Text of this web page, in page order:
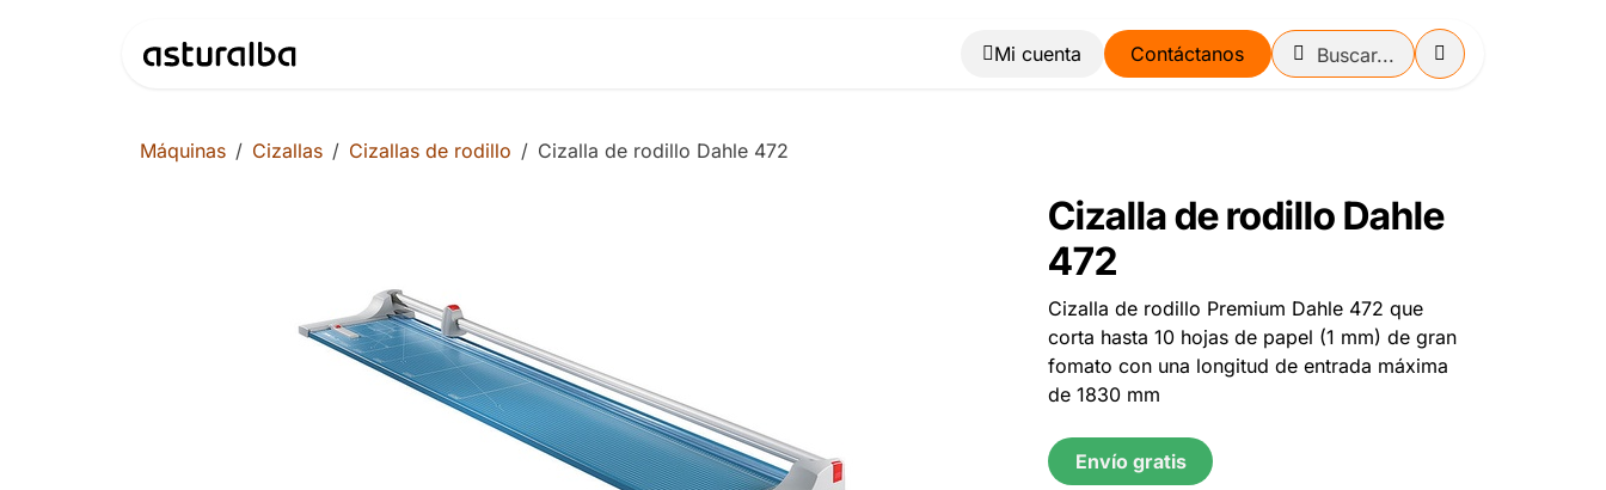
Blog Contáctanos
Máquinas Cizallas Cizallas de rodillo Cizalla de rodillo Dahle 472
Cizalla de rodillo Dahle
472
Cizalla de rodillo Premium Dahle 472 que
corta hasta 10 hojas de papel (1 mm) de gran
fomato con una longitud de entrada máxima
de 1830 mm
Envío gratis